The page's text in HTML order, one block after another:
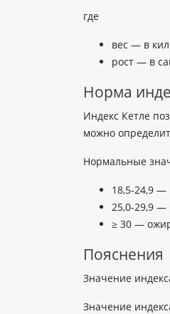
где
вес — в
рост — в
Норма
Индекс Кетле
можно
Нормальные
18,5-24,9 —
25,0-29,9 —
≥ 30 —
Пояснения
Значение
Значение